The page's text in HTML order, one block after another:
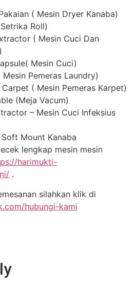
( Mesin Dryer Kanaba)
Roll)
( Mesin Cuci Dan
Mesin Cuci)
Pemeras Laundry)
( Mesin Pemeras Karpet)
(Meja Vacum)
– Mesin Cuci Infeksius
Mount Kanaba
lengkap mesin mesin
harimukti-
.
silahkan klik di
hubungi-kami